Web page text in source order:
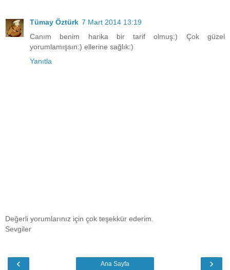
Tümay Öztürk 7 Mart 2014 13:19
Canım benim harika bir tarif olmuş:) Çok güzel
yorumlamışsın:) ellerine sağlık:)
Yanıtla
Değerli yorumlarınız için çok teşekkür ederim.
Sevgiler
‹ ›
Ana Sayfa